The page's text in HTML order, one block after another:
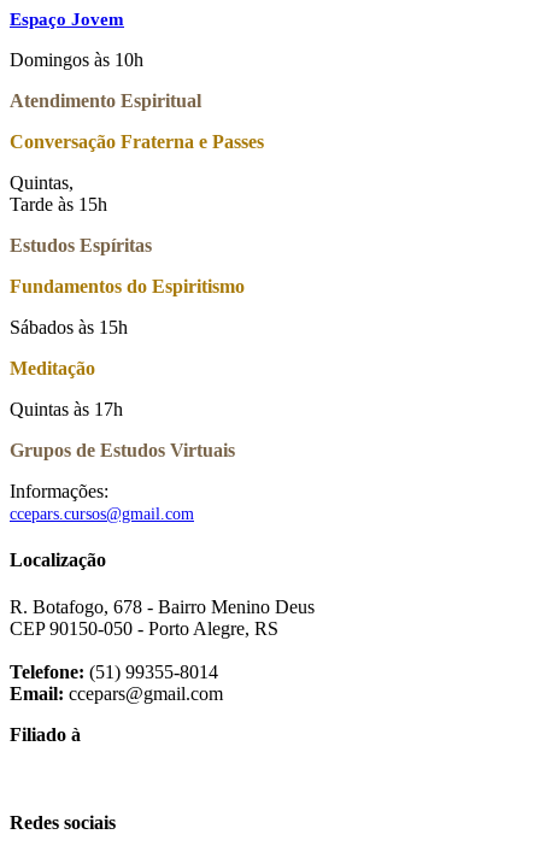
Espaço Jovem
Domingos às 10h
Atendimento Espiritual
Conversação Fraterna e Passes
Quintas,
Tarde às 15h
Estudos Espíritas
Fundamentos do Espiritismo
Sábados às 15h
Meditação
Quintas às 17h
Grupos de Estudos Virtuais
Informações:
ccepars.cursos@gmail.com
Localização
R. Botafogo, 678 - Bairro Menino Deus
CEP 90150-050 - Porto Alegre, RS
Telefone: (51) 99355-8014
Email: ccepars@gmail.com
Filiado à
Redes sociais